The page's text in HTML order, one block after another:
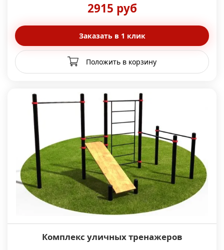
2915 руб
Заказать в 1 клик
Положить в корзину
Комплекс уличных тренажеров